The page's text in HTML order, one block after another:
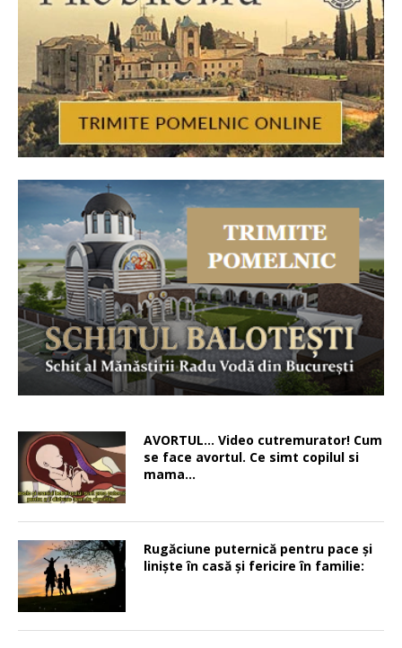
AVORTUL… Video cutremurator! Cum
se face avortul. Ce simt copilul si
mama…
Rugăciune puternică pentru pace şi
linişte în casă şi fericire în familie: